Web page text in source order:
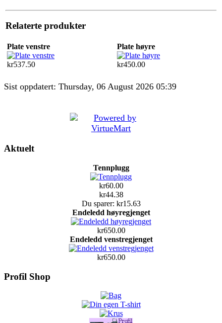
Relaterte produkter
Plate venstre
kr537.50
Plate høyre
kr450.00
Sist oppdatert: Thursday, 06 August 2026 05:39
Aktuelt
Tennplugg
kr60.00
kr44.38
Du sparer: kr15.63
Endeledd høyregjenget
kr650.00
Endeledd venstregjenget
kr650.00
Profil Shop